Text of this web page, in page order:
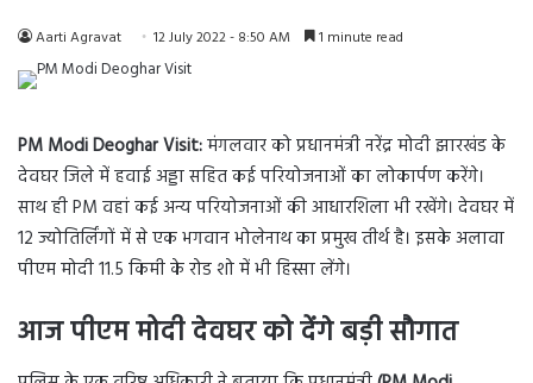
Aarti Agravat 12 July 2022 - 8:50 AM 1 minute read
PM Modi Deoghar Visit:मंगलवार को प्रधानमंत्री नरेंद्र मोदी झारखंड के
देवघर जिले में हवाई अड्डा सहित कई परियोजनाओं का लोकार्पण करेंगे।
साथ ही PM वहां कई अन्य परियोजनाओं की आधारशिला भी रखेंगे। देवघर में
12 ज्योतिर्लिंगों में से एक भगवान भोलेनाथ का प्रमुख तीर्थ है। इसके अलावा
पीएम मोदी 11.5 किमी के रोड शो में भी हिस्सा लेंगे।
आज पीएम मोदी देवघर को देंगे बड़ी सौगात